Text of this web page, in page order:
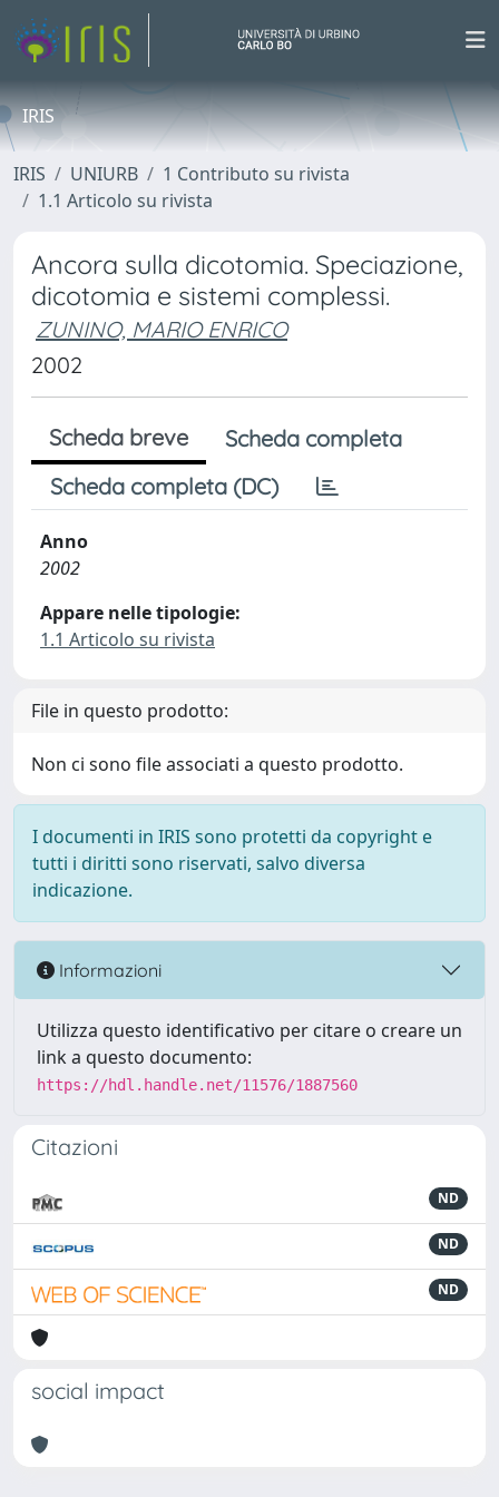
IRIS
IRIS UNIURB
1 Contributo su rivista
1.1 Articolo su rivista
Ancora sulla dicotomia. Speciazione,
dicotomia e sistemi complessi.
ZUNINO, MARIO ENRICO
2002
Scheda breve
Scheda completa
Scheda completa (DC)
Anno
2002
Appare nelle tipologie:
1.1 Articolo su rivista
File in questo prodotto:
Non ci sono file associati a questo prodotto.
I documenti in IRIS sono protetti da copyright e
tutti i diritti sono riservati, salvo diversa
indicazione.
Informazioni
Utilizza questo identificativo per citare o creare un
link a questo documento:
https://hdl.handle.net/11576/1887560
Citazioni
ND
ND
ND
social impact